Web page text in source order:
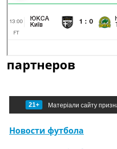
партнеров
21+ Матеріали сайту
Новости футбола